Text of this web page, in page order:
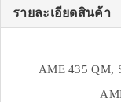
รายละเอียดสินค้า
AME 435 QM,